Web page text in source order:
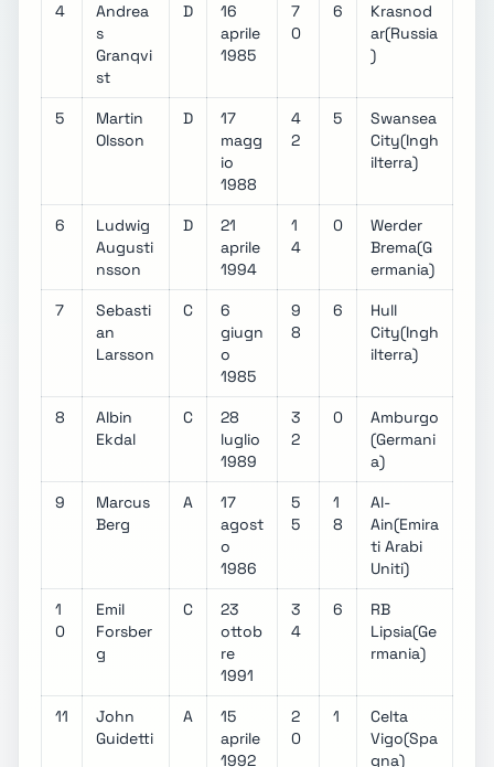
4
Andrea
s
Granqvi
st
D
16
aprile
1985
7
0
6
Krasnod
ar(Russia
)
5
Martin
Olsson
D
17
magg
io
1988
4
2
5
Swansea
City(Ingh
ilterra)
6
Ludwig
Augusti
nsson
D
21
aprile
1994
1
4
0
Werder
Brema(G
ermania)
7
Sebasti
an
Larsson
C
6
giugn
o
1985
9
8
6
Hull
City(Ingh
ilterra)
8
Albin
Ekdal
C
28
luglio
1989
3
2
0
Amburgo
(Germani
a)
9
Marcus
Berg
A
17
agost
o
1986
5
5
1
8
Al-
Ain(Emira
ti Arabi
Uniti)
1
0
Emil
Forsber
g
C
23
ottob
re
1991
3
4
6
RB
Lipsia(Ge
rmania)
11
John
Guidetti
A
15
aprile
1992
2
0
1
Celta
Vigo(Spa
gna)